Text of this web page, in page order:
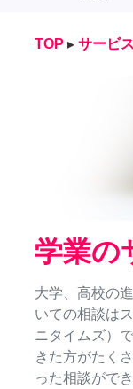
TOP ▸ サービス
学業の
大学、高校の
いての相談は
ニタイムズ）
きた方がたく
った相談がで